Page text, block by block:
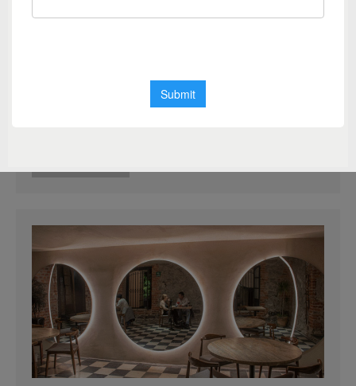
a proyectos
Aprende a generar un concepto a partir de
referentes y crear valor añadido…